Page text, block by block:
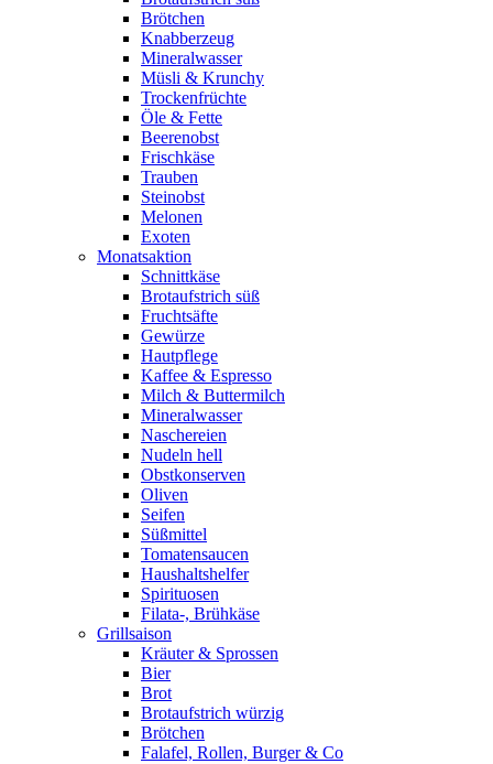
Brötchen
Knabberzeug
Mineralwasser
Müsli & Krunchy
Trockenfrüchte
Öle & Fette
Beerenobst
Frischkäse
Trauben
Steinobst
Melonen
Exoten
Monatsaktion
Schnittkäse
Brotaufstrich süß
Fruchtsäfte
Gewürze
Hautpflege
Kaffee & Espresso
Milch & Buttermilch
Mineralwasser
Naschereien
Nudeln hell
Obstkonserven
Oliven
Seifen
Süßmittel
Tomatensaucen
Haushaltshelfer
Spirituosen
Filata-, Brühkäse
Grillsaison
Kräuter & Sprossen
Bier
Brot
Brotaufstrich würzig
Brötchen
Falafel, Rollen, Burger & Co